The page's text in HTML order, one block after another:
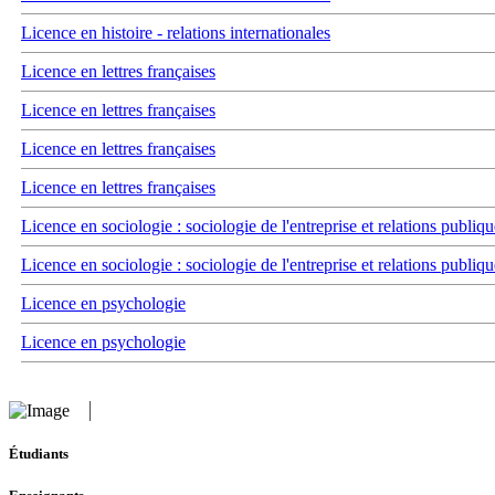
Licence en histoire - relations internationales
Licence en lettres françaises
Licence en lettres françaises
Licence en lettres françaises
Licence en lettres françaises
Licence en sociologie : sociologie de l'entreprise et relations
Licence en sociologie : sociologie de l'entreprise et relations
Licence en psychologie
Licence en psychologie
Étudiants